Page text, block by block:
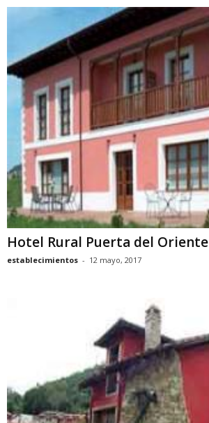
Hotel Rural Puerta del Oriente
establecimientos - 12 mayo, 2017